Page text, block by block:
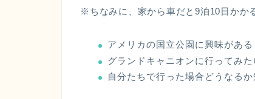
※ちなみに、家から車だと9泊10日かか
アメリカの国立公園に興味がある
グランドキャニオンに行ってみた
自分たちで行った場合どうなるか